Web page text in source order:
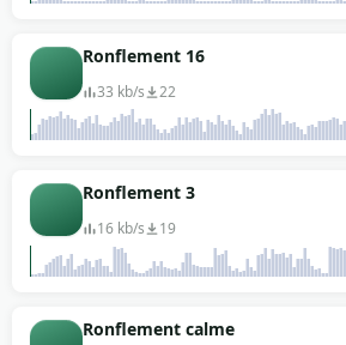
Ronflement 16
33 kb/s 22
Ronflement 3
16 kb/s 19
Ronflement calme